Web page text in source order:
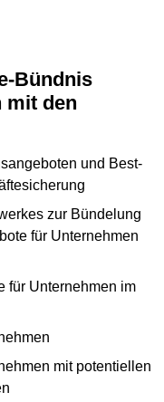
mit den
und Best-
zur Bündelung
für Unternehmen
für Unternehmen im
mit potentiellen